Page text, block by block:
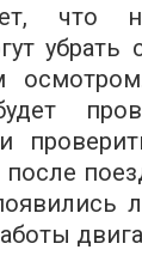
что
убрать